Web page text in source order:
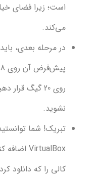
زیرا فضای خیلی کمتری
مرحله بعدی، باید میزان
پیش‌فرض آن
روی 20 گیگ قرار دهید تا
شما توانستید ماشین
را که دانلود کرده‌اید،